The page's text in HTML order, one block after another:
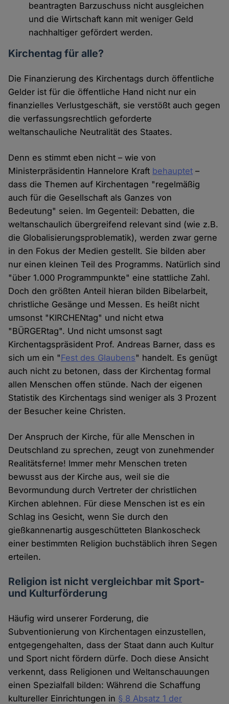
beantragten Barzuschuss nicht ausgleichen
und die Wirtschaft kann mit weniger Geld
nachhaltiger gefördert werden.
Kirchentag für alle?
Die Finanzierung des Kirchentags durch öffentliche
Gelder ist für die öffentliche Hand nicht nur ein
finanzielles Verlustgeschäft, sie verstößt auch gegen
die verfassungsrechtlich geforderte
weltanschauliche Neutralität des Staates.
Denn es stimmt eben nicht – wie von
Ministerpräsidentin Hannelore Kraft behauptet –
dass die Themen auf Kirchentagen "regelmäßig
auch für die Gesellschaft als Ganzes von
Bedeutung" seien. Im Gegenteil: Debatten, die
weltanschaulich übergreifend relevant sind (wie z.B.
die Globalisierungsproblematik), werden zwar gerne
in den Fokus der Medien gestellt. Sie bilden aber
nur einen kleinen Teil des Programms. Natürlich sind
"über 1.000 Programmpunkte" eine stattliche Zahl.
Doch den größten Anteil hieran bilden Bibelarbeit,
christliche Gesänge und Messen. Es heißt nicht
umsonst "KIRCHENtag" und nicht etwa
"BÜRGERtag". Und nicht umsonst sagt
Kirchentagspräsident Prof. Andreas Barner, dass es
sich um ein "Fest des Glaubens" handelt. Es genügt
auch nicht zu betonen, dass der Kirchentag formal
allen Menschen offen stünde. Nach der eigenen
Statistik des Kirchentags sind weniger als 3 Prozent
der Besucher keine Christen.
Der Anspruch der Kirche, für alle Menschen in
Deutschland zu sprechen, zeugt von zunehmender
Realitätsferne! Immer mehr Menschen treten
bewusst aus der Kirche aus, weil sie die
Bevormundung durch Vertreter der christlichen
Kirchen ablehnen. Für diese Menschen ist es ein
Schlag ins Gesicht, wenn Sie durch den
gießkannenartig ausgeschütteten Blankoscheck
einer bestimmten Religion buchstäblich ihren Segen
erteilen.
Religion ist nicht vergleichbar mit Sport-
und Kulturförderung
Häufig wird unserer Forderung, die
Subventionierung von Kirchentagen einzustellen,
entgegengehalten, dass der Staat dann auch Kultur
und Sport nicht fördern dürfe. Doch diese Ansicht
verkennt, dass Religionen und Weltanschauungen
einen Spezialfall bilden: Während die Schaffung
kultureller Einrichtungen in § 8 Absatz 1 der